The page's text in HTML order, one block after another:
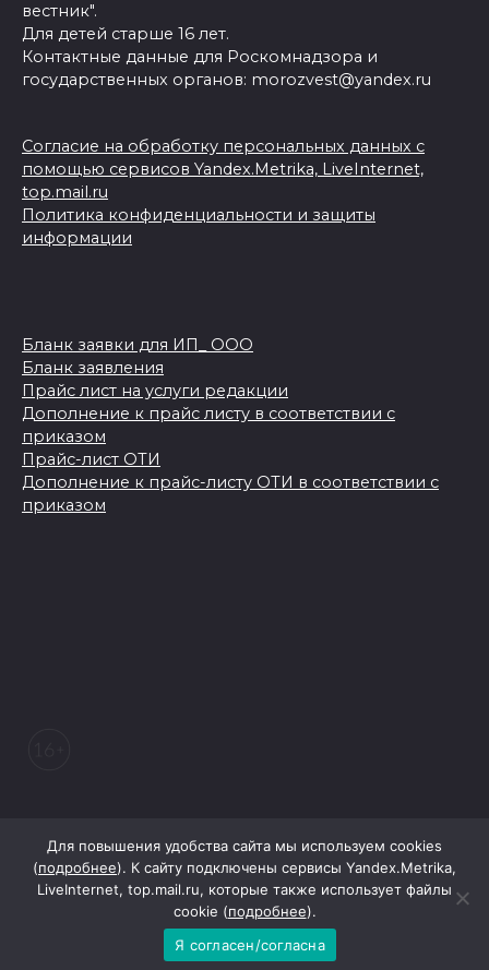
вестник".
Для детей старше 16 лет.
Контактные данные для Роскомнадзора и
государственных органов: morozvest@yandex.ru
Согласие на обработку персональных данных с
помощью сервисов Yandex.Metrika, LiveInternet,
top.mail.ru
Политика конфиденциальности и защиты
информации
Бланк заявки для ИП_ ООО
Бланк заявления
Прайс лист на услуги редакции
Дополнение к прайс листу в соответствии с
приказом
Прайс-лист ОТИ
Дополнение к прайс-листу ОТИ в соответствии с
приказом
При поддержке Правительства Ростовской области
Для повышения удобства сайта мы используем cookies
(подробнее). К сайту подключены сервисы Yandex.Metrika,
LiveInternet, top.mail.ru, которые также использует файлы
cookie (подробнее).
Я согласен/согласна